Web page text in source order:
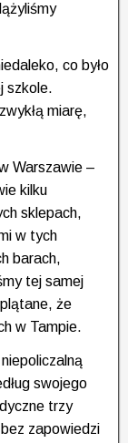
co było
szkole.
miarę,
Warszawie –
kilku
sklepach,
w tych
barach,
tej samej
że
w Tampie.
swojego
trzy
zapowiedzi